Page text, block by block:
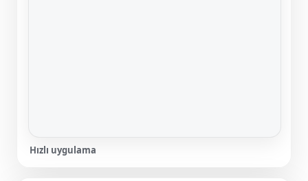
Hızlı uygulama